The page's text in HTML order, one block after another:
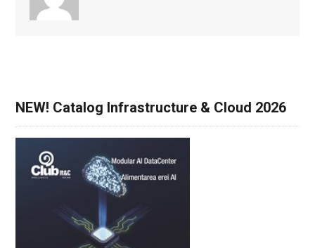
NEW! Catalog Infrastructure & Cloud 2026